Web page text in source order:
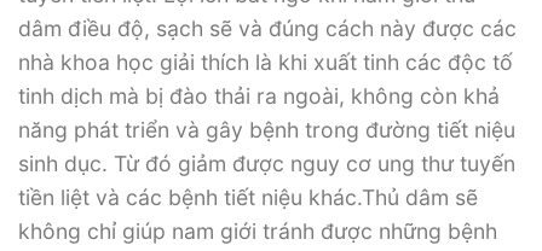
dâm điều độ, sạch sẽ và đúng cách này được các
nhà khoa học giải thích là khi xuất tinh các độc tố
tinh dịch mà bị đào thải ra ngoài, không còn khả
năng phát triển và gây bệnh trong đường tiết niệu
sinh dục. Từ đó giảm được nguy cơ ung thư tuyến
tiền liệt và các bệnh tiết niệu khác.Thủ dâm sẽ
không chỉ giúp nam giới tránh được những bệnh